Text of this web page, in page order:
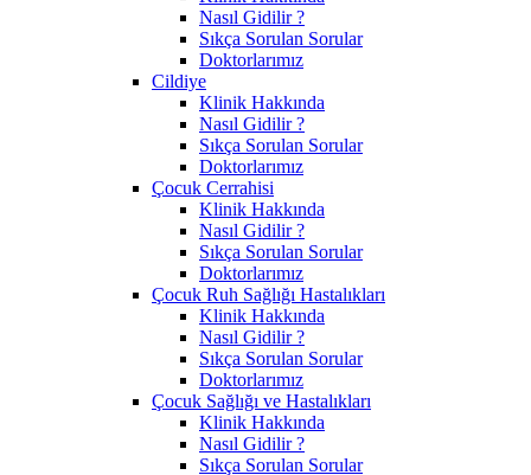
Nasıl Gidilir ?
Sıkça Sorulan Sorular
Doktorlarımız
Cildiye
Klinik Hakkında
Nasıl Gidilir ?
Sıkça Sorulan Sorular
Doktorlarımız
Çocuk Cerrahisi
Klinik Hakkında
Nasıl Gidilir ?
Sıkça Sorulan Sorular
Doktorlarımız
Çocuk Ruh Sağlığı Hastalıkları
Klinik Hakkında
Nasıl Gidilir ?
Sıkça Sorulan Sorular
Doktorlarımız
Çocuk Sağlığı ve Hastalıkları
Klinik Hakkında
Nasıl Gidilir ?
Sıkça Sorulan Sorular